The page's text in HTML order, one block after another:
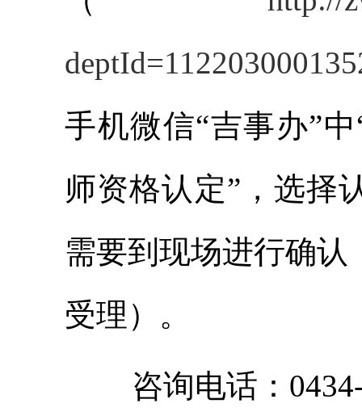
手机微信“吉事办”
师资格认定”，选择
需要到现场进行确
受理）。
咨询电话：